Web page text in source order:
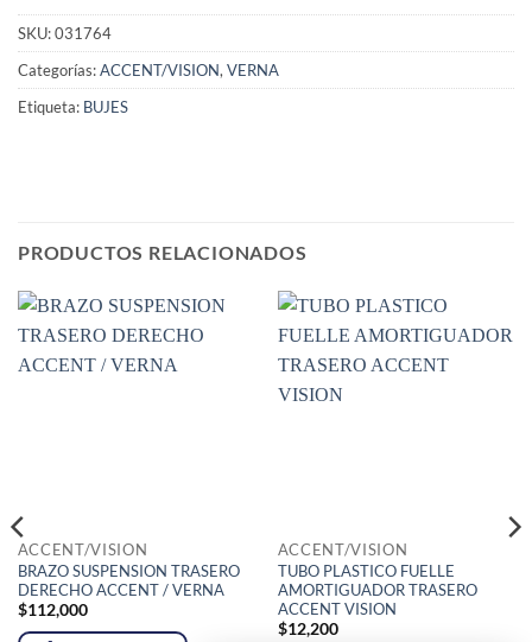
SKU:031764
Categorías:ACCENT/VISION, VERNA
Etiqueta: BUJES
PRODUCTOS RELACIONADOS
ACCENT/VISION
BRAZO SUSPENSION TRASERO
DERECHO ACCENT / VERNA
$112,000
ACCENT/VISION
TUBO PLASTICO FUELLE
AMORTIGUADOR TRASERO
ACCENT VISION
$12,200